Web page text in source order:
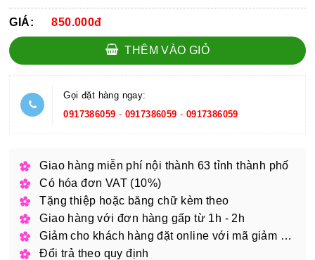
GIÁ: 850.000đ
THÊM VÀO GIỎ
Gọi đặt hàng ngay:
0917386059 - 0917386059 - 0917386059
Giao hàng miễn phí nội thành 63 tỉnh thành phố
Có hóa đơn VAT (10%)
Tặng thiệp hoặc băng chữ kèm theo
Giao hàng với đơn hàng gấp từ 1h - 2h
Giảm cho khách hàng đặt online với mã giảm giá
Đổi trả theo quy định